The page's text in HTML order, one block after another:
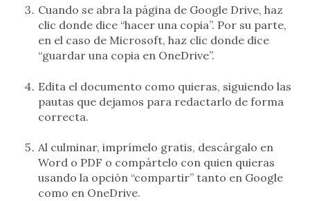
Cuando se abra la página de Google Drive, haz
clic donde dice “hacer una copia”. Por su parte,
en el caso de Microsoft, haz clic donde dice
“guardar una copia en OneDrive”.
Edita el documento como quieras, siguiendo las
pautas que dejamos para redactarlo de forma
correcta.
Al culminar, imprímelo gratis, descárgalo en
Word o PDF o compártelo con quien quieras
usando la opción “compartir” tanto en Google
como en OneDrive.